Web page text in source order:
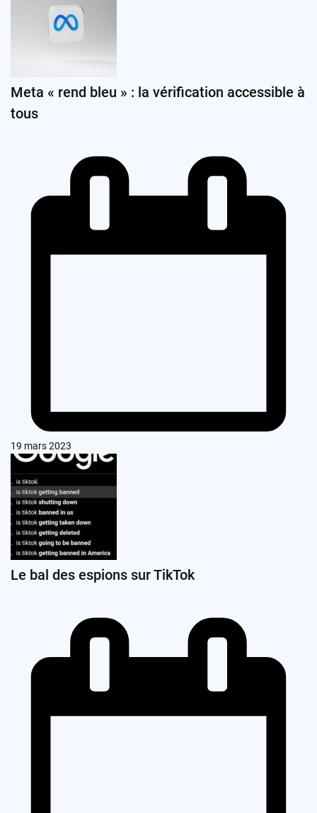
Meta « rend bleu » : la vérification accessible à
tous
19 mars 2023
Le bal des espions sur TikTok